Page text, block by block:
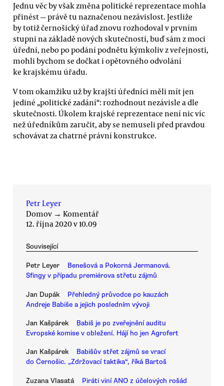
Jednu věc by však změna politické reprezentace mohla
přinést — právě tu naznačenou nezávislost. Jestliže
by totiž černošický úřad znovu rozhodoval v prvním
stupni na základě nových skutečností, buď sám z moci
úřední, nebo po podání podnětu kýmkoliv z veřejnosti,
mohli bychom se dočkat i opětovného odvolání
ke krajskému úřadu.
V tom okamžiku už by krajští úředníci měli mít jen
jediné „politické zadání“: rozhodnout nezávisle a dle
skutečnosti. Úkolem krajské reprezentace není nic víc
než úředníkům zaručit, aby se nemuseli před pravdou
schovávat za chatrné právní konstrukce.
Petr Leyer
Domov → Komentář
12. října 2020 v 10.09
Související
Petr Leyer
Benešová a Pokorná Jermanová.
Sfingy v případu premiérova střetu zájmů
Jan Dupák
Přehledný průvodce po kauzách
Andreje Babiše a jejich posledním vývoji
Jan Kašpárek
Babiš je po zveřejnění auditu
Evropské komise v obležení. Hájí ho jen Agrofert
Jan Kašpárek
Babišův střet zájmů se vrací
do Černošic. „Zdržovací taktika“, říká Bartoš
Zuzana Vlasatá
Piráti viní ANO z účelových rošád